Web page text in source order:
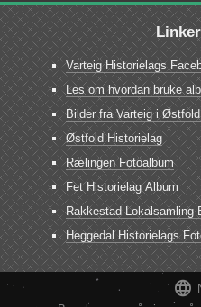
Linker
Varteig Historielags
Les om hvordan bruke
Bilder fra Varteig i
Østfold Historielag
Rælingen Fotoalbum
Fet Historielag Album
Rakkestad Lokalsamling
Heggedal Historielags
